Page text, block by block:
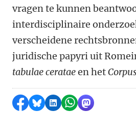
vragen te kunnen
interdisciplinaire
verscheidene
juridische papyri uit
tabulae cerataeen het
Delen op Facebook
Delen via Bluesky
Delen op LinkedIn
Delen via
Delen via